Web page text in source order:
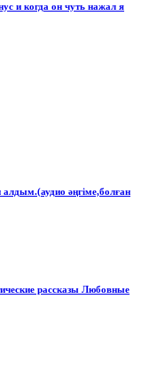
и когда он чуть нажал я
әңгіме,болған
рассказы Любовные